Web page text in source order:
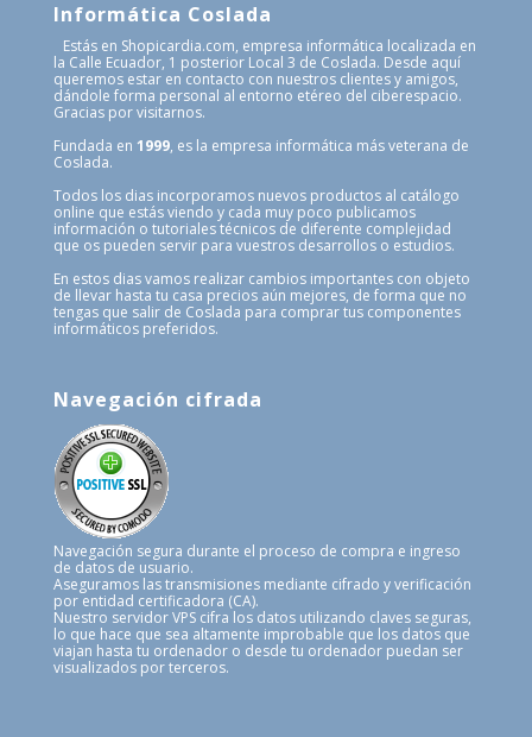
Informática Coslada
Estás en Shopicardia.com, empresa informática localizada en
la Calle Ecuador, 1 posterior Local 3 de Coslada. Desde aquí
queremos estar en contacto con nuestros clientes y amigos,
dándole forma personal al entorno etéreo del ciberespacio.
Gracias por visitarnos.
Fundada en 1999, es la empresa informática más veterana de
Coslada.
Todos los dias incorporamos nuevos productos al catálogo
online que estás viendo y cada muy poco publicamos
información o tutoriales técnicos de diferente complejidad
que os pueden servir para vuestros desarrollos o estudios.
En estos dias vamos realizar cambios importantes con objeto
de llevar hasta tu casa precios aún mejores, de forma que no
tengas que salir de Coslada para comprar tus componentes
informáticos preferidos.
Navegación cifrada
Navegación segura durante el proceso de compra e ingreso
de datos de usuario.
Aseguramos las transmisiones mediante cifrado y verificación
por entidad certificadora (CA).
Nuestro servidor VPS cifra los datos utilizando claves seguras,
lo que hace que sea altamente improbable que los datos que
viajan hasta tu ordenador o desde tu ordenador puedan ser
visualizados por terceros.